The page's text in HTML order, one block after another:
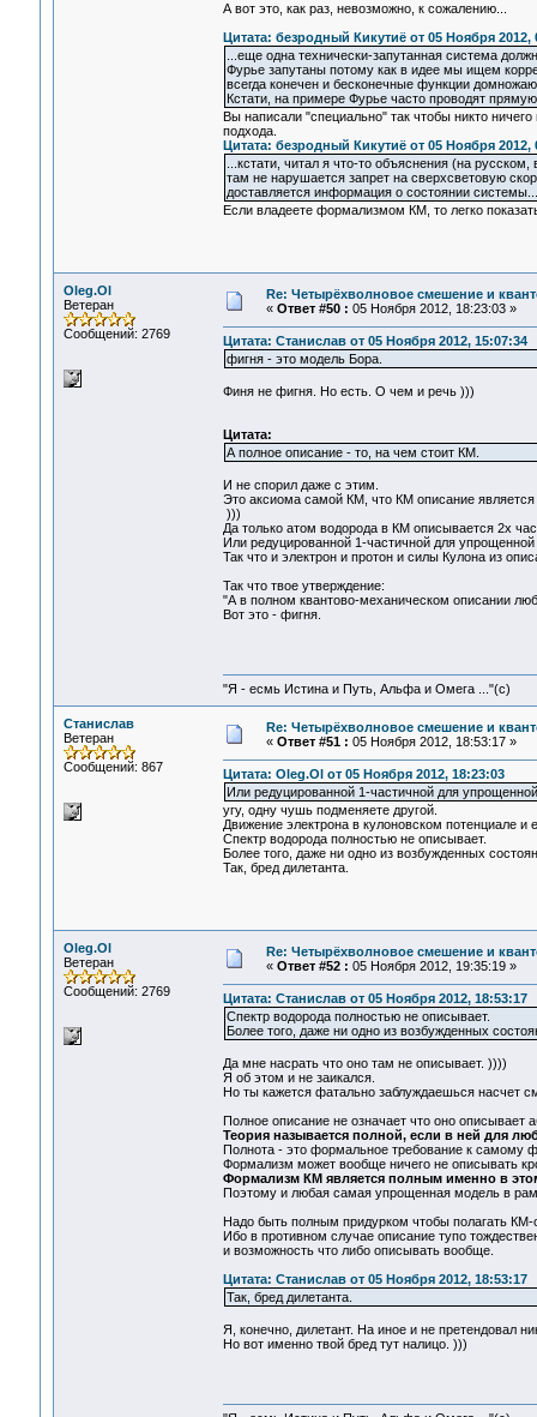
А вот это, как раз, невозможно, к сожалению...
Цитата: безродный Кикутиё от 05 Ноября 2012,
...еще одна технически-запутанная система
Фурье запутаны потому как в идее мы ищем
всегда конечен и бесконечные функции
Кстати, на примере Фурье часто проводят
Вы написали "специально" так чтобы никто
подхода.
Цитата: безродный Кикутиё от 05 Ноября 2012,
...кстати, читал я что-то объяснения (на
там не нарушается запрет на сверхсветовую
доставляется информация о состоянии
Если владеете формализмом КМ, то легко
Oleg.Ol
Ветеран
Сообщений: 2769
Re: Четырёхволновое смешение и
« Ответ #50 : 05 Ноября 2012, 18:23:03 »
Цитата: Станислав от 05 Ноября 2012, 15:07:34
фигня - это модель Бора.
Финя не фигня. Но есть. О чем и речь )))
Цитата:
А полное описание - то, на чем стоит КМ.
И не спорил даже с этим.
Это аксиома самой КМ, что КМ описание
)))
Да только атом водорода в КМ описывается 2х
Или редуцированной 1-частичной для
Так что и электрон и протон и силы Кулона из
Так что твое утверждение:
"А в полном квантово-механическом описании
Вот это - фигня.
"Я - есмь Истина и Путь, Альфа и Омега ..."(с)
Станислав
Ветеран
Сообщений: 867
Re: Четырёхволновое смешение и
« Ответ #51 : 05 Ноября 2012, 18:53:17 »
Цитата: Oleg.Ol от 05 Ноября 2012, 18:23:03
Или редуцированной 1-частичной для
угу, одну чушь подменяете другой.
Движение электрона в кулоновском потенциале и
Спектр водорода полностью не описывает.
Более того, даже ни одно из возбужденных
Так, бред дилетанта.
Oleg.Ol
Ветеран
Сообщений: 2769
Re: Четырёхволновое смешение и
« Ответ #52 : 05 Ноября 2012, 19:35:19 »
Цитата: Станислав от 05 Ноября 2012, 18:53:17
Спектр водорода полностью не описывает.
Более того, даже ни одно из возбужденных
Да мне насрать что оно там не описывает. ))))
Я об этом и не заикался.
Но ты кажется фатально заблуждаешься насчет
Полное описание не означает что оно описывает
Теория называется полной, если в ней для
Полнота - это формальное требование к самому
Формализм может вообще ничего не описывать
Формализм КМ является полным именно в
Поэтому и любая самая упрощенная модель в
Надо быть полным придурком чтобы полагать
Ибо в противном случае описание тупо
и возможность что либо описывать вообще.
Цитата: Станислав от 05 Ноября 2012, 18:53:17
Так, бред дилетанта.
Я, конечно, дилетант. На иное и не претендовал
Но вот именно твой бред тут налицо. )))